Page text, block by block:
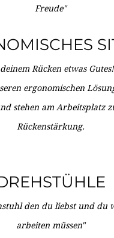
Freude"
Rücken etwas
ergonomischen
stehen am Arbeitsplatz
Rückenstärkung.
den du liebst und du
arbeiten müssen"